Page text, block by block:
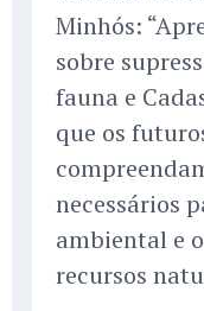
Minhós:
sobre
fauna e
que os
necessários
ambiental e
recursos